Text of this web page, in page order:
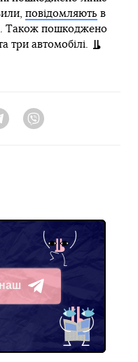
повідомляють в
Також пошкоджено
три автомобілі.
Telegram